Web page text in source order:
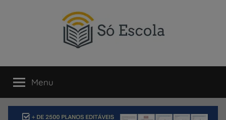
SÓ
ESCOLA
um
portal
Menu